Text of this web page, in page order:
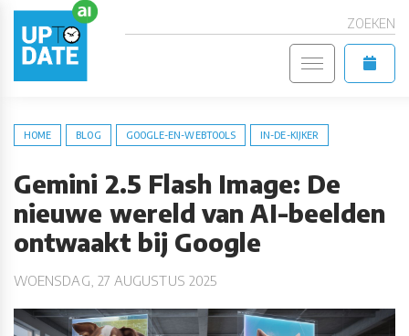
ZOEKEN
HOME BLOG GOOGLE-EN-WEBTOOLS IN-DE-KIJKER
Gemini 2.5 Flash Image: De
nieuwe wereld van AI-beelden
ontwaakt bij Google
WOENSDAG, 27 AUGUSTUS 2025